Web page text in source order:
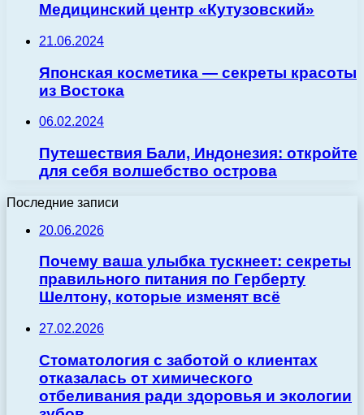
Медицинский центр «Кутузовский»
21.06.2024
Японская косметика — секреты красоты
из Востока
06.02.2024
Путешествия Бали, Индонезия: откройте
для себя волшебство острова
Последние записи
20.06.2026
Почему ваша улыбка тускнеет: секреты
правильного питания по Герберту
Шелтону, которые изменят всё
27.02.2026
Стоматология с заботой о клиентах
отказалась от химического
отбеливания ради здоровья и экологии